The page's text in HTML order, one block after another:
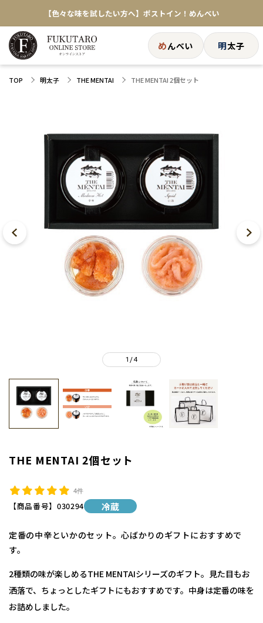
【色々な味を試したい方へ】ポストイン！めんべい
送料全国一律770円！10,800円以上で送料無料
めんべい 明太子
TOP 明太子 THE MENTAI THE MENTAI 2個セット
1 /4
THE MENTAI 2個セット
4件
【商品番号】 030294 冷蔵
定番の中辛といかのセット。心ばかりのギフトにおすすめで
す。
2種類の味が楽しめるTHE MENTAIシリーズのギフト。見た目もお
洒落で、ちょっとしたギフトにもおすすめです。中身は定番の味を
お詰めしました。